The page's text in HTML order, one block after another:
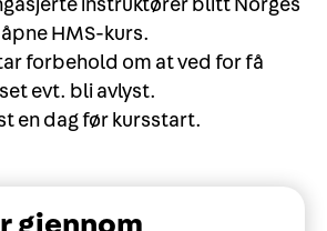
instruktører blitt Norges
HMS-kurs.
forbehold om at ved for få
evt. bli avlyst.
en dag før kursstart.